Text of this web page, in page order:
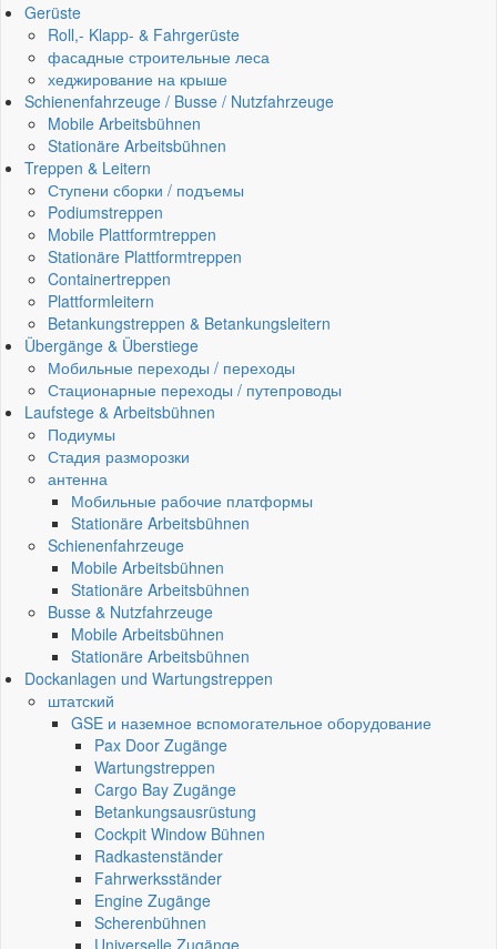
Gerüste
Roll,- Klapp- & Fahrgerüste
фасадные строительные леса
хеджирование на крыше
Schienenfahrzeuge / Busse / Nutzfahrzeuge
Mobile Arbeitsbühnen
Stationäre Arbeitsbühnen
Treppen & Leitern
Ступени сборки / подъемы
Podiumstreppen
Mobile Plattformtreppen
Stationäre Plattformtreppen
Containertreppen
Plattformleitern
Betankungstreppen & Betankungsleitern
Übergänge & Überstiege
Мобильные переходы / переходы
Стационарные переходы / путепроводы
Laufstege & Arbeitsbühnen
Подиумы
Стадия разморозки
антенна
Мобильные рабочие платформы
Stationäre Arbeitsbühnen
Schienenfahrzeuge
Mobile Arbeitsbühnen
Stationäre Arbeitsbühnen
Busse & Nutzfahrzeuge
Mobile Arbeitsbühnen
Stationäre Arbeitsbühnen
Dockanlagen und Wartungstreppen
штатский
GSE и наземное вспомогательное оборудование
Pax Door Zugänge
Wartungstreppen
Cargo Bay Zugänge
Betankungsausrüstung
Cockpit Window Bühnen
Radkastenständer
Fahrwerksständer
Engine Zugänge
Scherenbühnen
Universelle Zugänge